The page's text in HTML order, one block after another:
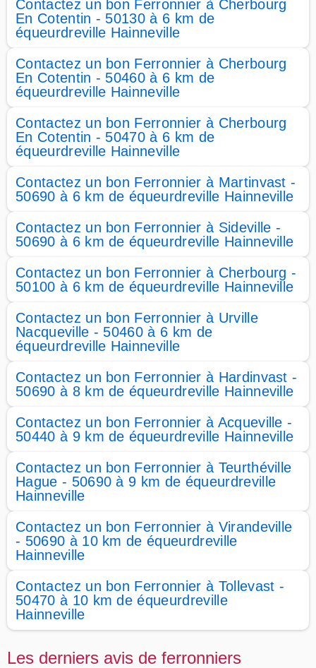
Contactez un bon Ferronnier à Cherbourg
En Cotentin - 50130 à 6 km de
équeurdreville Hainneville
Contactez un bon Ferronnier à Cherbourg
En Cotentin - 50460 à 6 km de
équeurdreville Hainneville
Contactez un bon Ferronnier à Cherbourg
En Cotentin - 50470 à 6 km de
équeurdreville Hainneville
Contactez un bon Ferronnier à Martinvast -
50690 à 6 km de équeurdreville Hainneville
Contactez un bon Ferronnier à Sideville -
50690 à 6 km de équeurdreville Hainneville
Contactez un bon Ferronnier à Cherbourg -
50100 à 6 km de équeurdreville Hainneville
Contactez un bon Ferronnier à Urville
Nacqueville - 50460 à 6 km de
équeurdreville Hainneville
Contactez un bon Ferronnier à Hardinvast -
50690 à 8 km de équeurdreville Hainneville
Contactez un bon Ferronnier à Acqueville -
50440 à 9 km de équeurdreville Hainneville
Contactez un bon Ferronnier à Teurthéville
Hague - 50690 à 9 km de équeurdreville
Hainneville
Contactez un bon Ferronnier à Virandeville
- 50690 à 10 km de équeurdreville
Hainneville
Contactez un bon Ferronnier à Tollevast -
50470 à 10 km de équeurdreville
Hainneville
Les derniers avis de ferronniers